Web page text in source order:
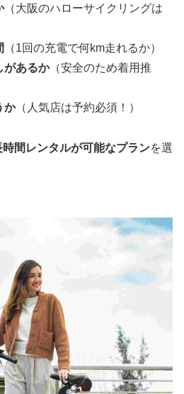
（大阪のハローサイクリングは
（1回の充電で何km走れるか）
があるか（安全のため着用推
か（人気店は予約必須！）
時間レンタルが可能なプランを選